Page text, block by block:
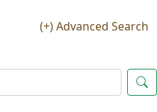
(+) Advanced Search